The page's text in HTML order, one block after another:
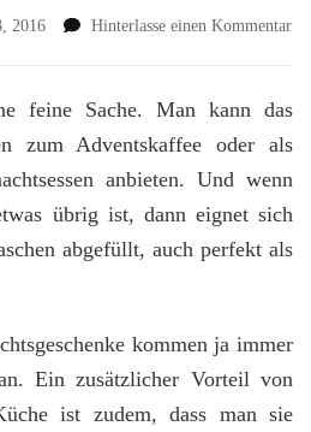
2016 Hinterlasse einen Kommentarzu
feine Sache. Man kann das
zum Adventskaffee oder als
anbieten. Und wenn
übrig ist, dann eignet sich
abgefüllt, auch perfekt als
kommen ja immer
Ein zusätzlicher Vorteil von
ist zudem, dass man sie